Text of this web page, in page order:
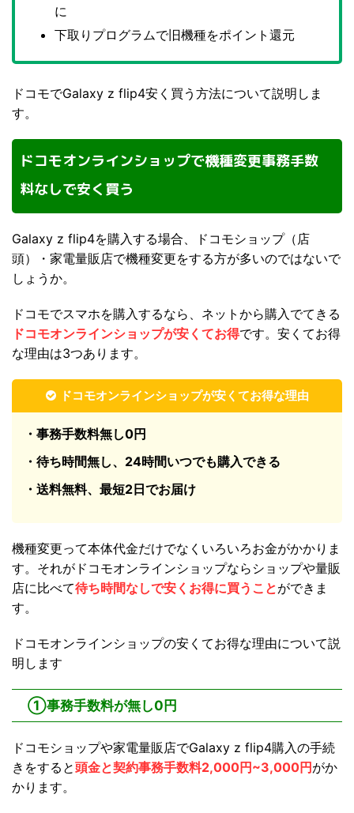
に
下取りプログラムで旧機種をポイント還元
ドコモでGalaxy z flip4安く買う方法について説明しま
す。
ドコモオンラインショップで機種変更事務手数
料なしで安く買う
Galaxy z flip4を購入する場合、ドコモショップ（店
頭）・家電量販店で機種変更をする方が多いのではないで
しょうか。
ドコモでスマホを購入するなら、ネットから購入でてきる
ドコモオンラインショップが安くてお得です。安くてお得
な理由は3つあります。
ドコモオンラインショップが安くてお得な理由
・事務手数料無し0円
・待ち時間無し、24時間いつでも購入できる
・送料無料、最短2日でお届け
機種変更って本体代金だけでなくいろいろお金がかかりま
す。それがドコモオンラインショップならショップや量販
店に比べて待ち時間なしで安くお得に買うことができま
す。
ドコモオンラインショップの安くてお得な理由について説
明します
①事務手数料が無し0円
ドコモショップや家電量販店でGalaxy z flip4購入の手続
きをすると頭金と契約事務手数料2,000円~3,000円がか
かります。